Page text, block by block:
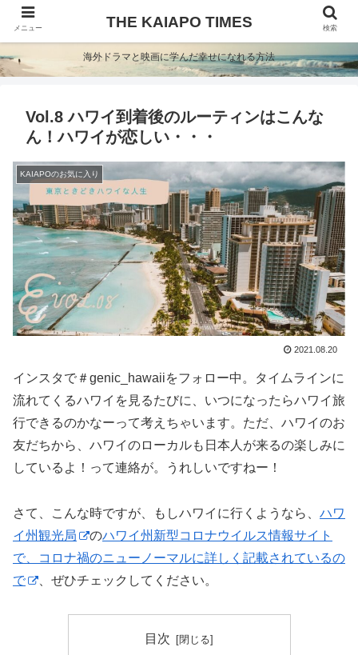
海外ドラマと映画に学んだ幸せになれる方法
Vol.8 ハワイ到着後のルーティンはこんな
ん！ハワイが恋しい・・・
KAIAPOのお気に入り
2021.08.20
インスタで＃genic_hawaiiをフォロー中。タイムラインに
流れてくるハワイを見るたびに、いつになったらハワイ旅
行できるのかなーって考えちゃいます。ただ、ハワイのお
友だちから、ハワイのローカルも日本人が来るの楽しみに
しているよ！って連絡が。うれしいですねー！
さて、こんな時ですが、もしハワイに行くようなら、 ハワ
イ州観光局
のハワイ州新型コロナウイルス情報サイト
で、コロナ禍のニューノーマルに詳しく記載されているの
で
、ぜひチェックしてください。
目次
メニュー THE KAIAPO TIMES 検索